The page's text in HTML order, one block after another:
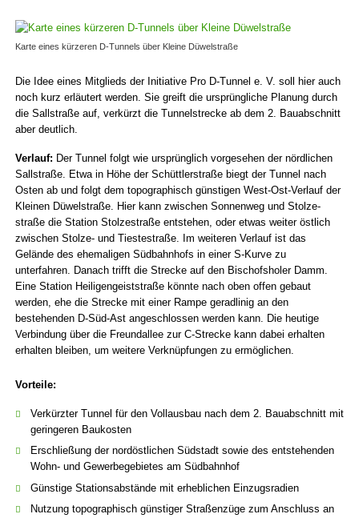
Karte eines kürzeren D-Tunnels über Kleine Düwelstraße
Die Idee eines Mitglieds der Initiative Pro D-Tunnel e. V. soll hier auch
noch kurz erläutert werden. Sie greift die ursprüngliche Planung durch
die Sallstraße auf, verkürzt die Tunnelstrecke ab dem 2. Bauabschnitt
aber deutlich.
Verlauf: Der Tunnel folgt wie ursprünglich vorgesehen der nördlichen
Sallstraße. Etwa in Höhe der Schüttler­straße biegt der Tunnel nach
Osten ab und folgt dem topo­graphisch günstigen West-Ost-Verlauf der
Kleinen Düwel­straße. Hier kann zwischen Sonnen­weg und Stolze­
straße die Station Stolze­straße entstehen, oder etwas weiter östlich
zwischen Stolze- und Tieste­straße. Im weiteren Verlauf ist das
Gelände des ehemaligen Süd­bahn­hofs in einer S-Kurve zu
unterfahren. Danach trifft die Strecke auf den Bischofs­holer Damm.
Eine Station Heiligen­geist­straße könnte nach oben offen gebaut
werden, ehe die Strecke mit einer Rampe geradlinig an den
bestehenden D-Süd-Ast angeschlossen werden kann. Die heutige
Verbindung über die Freund­allee zur C-Strecke kann dabei erhalten
erhalten bleiben, um weitere Verknüpfungen zu ermöglichen.
Vorteile:
Verkürzter Tunnel für den Vollausbau nach dem 2. Bauabschnitt mit
geringeren Baukosten
Erschließung der nordöstlichen Südstadt sowie des entstehenden
Wohn- und Gewerbegebietes am Südbahnhof
Günstige Stationsabstände mit erheblichen Einzugsradien
Nutzung topographisch günstiger Straßenzüge zum Anschluss an